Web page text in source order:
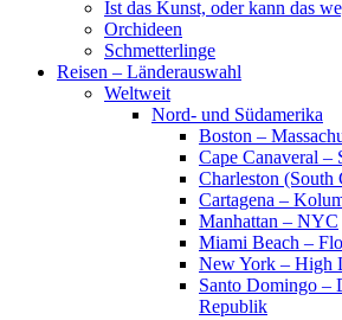
Ist das Kunst, oder kann das
Orchideen
Schmetterlinge
Reisen – Länderauswahl
Weltweit
Nord- und Südamerika
Boston –
Cape Canaveral –
Charleston (South
Cartagena –
Manhattan – NYC
Miami Beach –
New York – High
Santo Domingo –
Republik